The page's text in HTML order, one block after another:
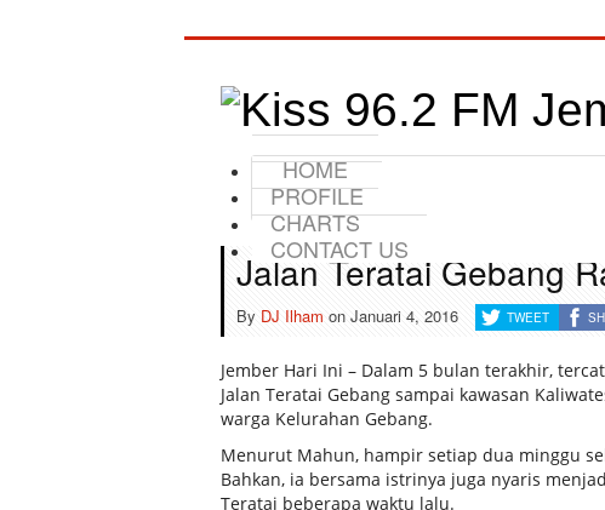
HOME
PROFILE
CHARTS
CONTACT US
Jalan Teratai Gebang
By DJ Ilham on Januari 4, 2016 TWEET
Jember Hari Ini – Dalam 5 bulan terakhir,
Jalan Teratai Gebang sampai kawasan
warga Kelurahan Gebang.
Menurut Mahun, hampir setiap dua minggu
Bahkan, ia bersama istrinya juga nyaris
Teratai beberapa waktu lalu.